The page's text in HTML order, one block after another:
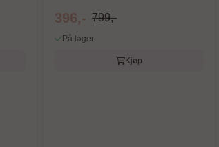
396,- 799,-
På lager
Kjøp